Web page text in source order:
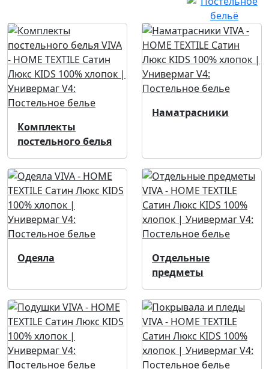
Комплекты
постельного белья
Наматрасники
Одеяла
Отдельные
предметы